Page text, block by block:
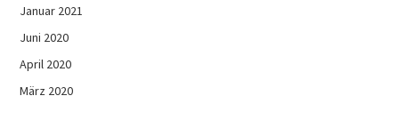
Januar 2021
Juni 2020
April 2020
März 2020